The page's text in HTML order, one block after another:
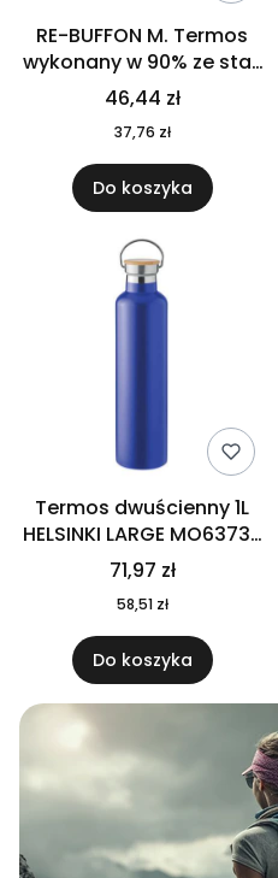
RE-BUFFON M. Termos
wykonany w 90% ze stali
nierdzewnej
pochodzącej z
recyklingu 520 ml 94294
46,44 zł
37,76 zł
Do koszyka
Termos dwuścienny 1L
HELSINKI LARGE MO6373-
04
71,97 zł
58,51 zł
Do koszyka